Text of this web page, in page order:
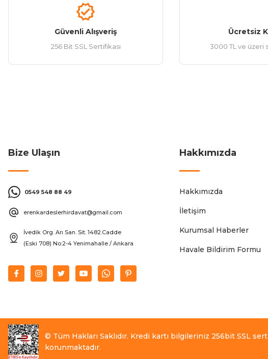
Güvenli Alışveriş
256 Bit SSL Sertifikası
Ücretsiz
3000 TL ve üzeri
Bize Ulaşın
0549 548 88 49
erenkardeslerhirdavat@gmail.com
İvedik Org. Arı San. Sit. 1482.Cadde
(Eski 708) No:2-4 Yenimahalle / Ankara
Hakkımızda
Hakkımızda
İletişim
Kurumsal Haberler
Havale Bildirim Formu
© Tüm Hakları Saklıdır. Kredi kartı bilgileriniz 256bit SSL
korunmaktadır.